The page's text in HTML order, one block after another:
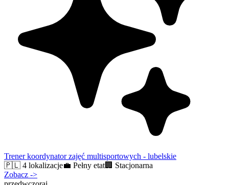
Trener koordynator zajęć multisportowych - lubelskie
🇵🇱 4 lokalizacje💼 Pełny etat🏢 Stacjonarna
Zobacz ->